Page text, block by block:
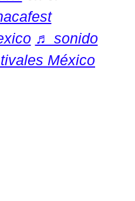
♬ sonido
México